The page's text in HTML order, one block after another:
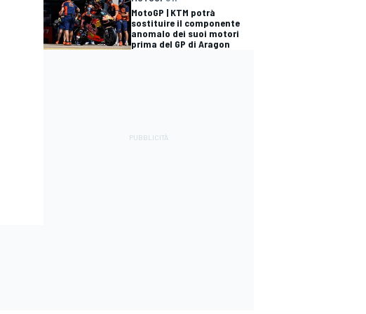
MotoGP | KTM potrà
sostituire il componente
anomalo dei suoi motori
prima del GP di Aragon